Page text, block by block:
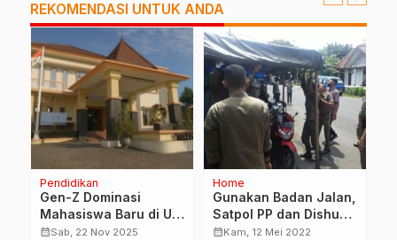
REKOMENDASI UNTUK ANDA
Pendidikan
Gen-Z Dominasi
Mahasiswa Baru di UT
Ternate pada
calendar_monthSab, 22 Nov 2025
Home
Gunakan Badan Jalan,
Satpol PP dan Dishub
Kota Ternate
calendar_monthKam, 12 Mei 2022